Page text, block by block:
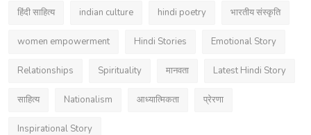
हिंदी साहित्य indian culture hindi poetry भारतीय संस्कृति
women empowerment Hindi Stories Emotional Story
Relationships Spirituality मानवता Latest Hindi Story
साहित्य Nationalism आध्यात्मिकता प्रेरणा
Inspirational Story